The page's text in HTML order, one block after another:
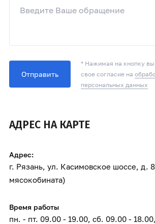
Отправить
* Нажимая на кнопку вы
свое согласие на
персональных данных
АДРЕС НА КАРТЕ
Адрес:
г. Рязань, ул. Касимовское шоссе, д.
мясокобината)
Время работы
пн. - пт. 09.00 - 19.00, сб. 09.00 -